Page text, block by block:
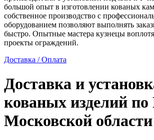
большой опыт в изготовлении кованых
собственное производство с
оборудованием позволяют выполнять
быстро. Опытные мастера кузнецы
проекты ограждений.
Доставка / Оплата
Доставка и
кованых изделий
Московской области